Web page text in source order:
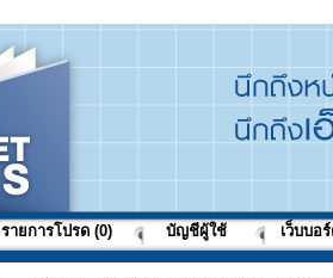
รายการโปรด (0) บัญชีผู้ใช้ เว็บบอ